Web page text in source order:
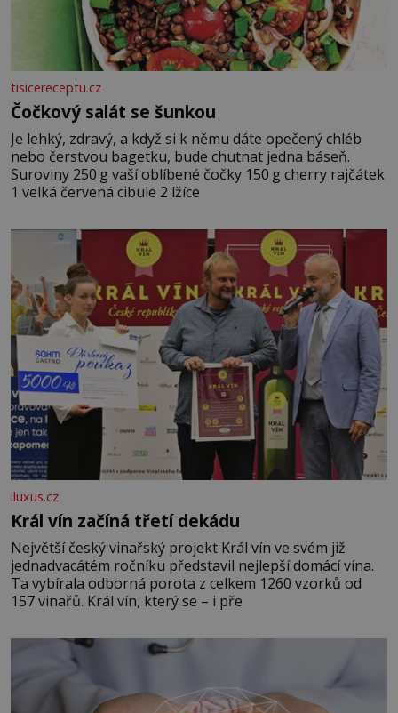
tisicereceptu.cz
Čočkový salát se šunkou
Je lehký, zdravý, a když si k němu dáte opečený chléb
nebo čerstvou bagetku, bude chutnat jedna báseň.
Suroviny 250 g vaší oblíbené čočky 150 g cherry rajčátek
1 velká červená cibule 2 lžíce
iluxus.cz
Král vín začíná třetí dekádu
Největší český vinařský projekt Král vín ve svém již
jednadvacátém ročníku představil nejlepší domácí vína.
Ta vybírala odborná porota z celkem 1260 vzorků od
157 vinařů. Král vín, který se – i pře